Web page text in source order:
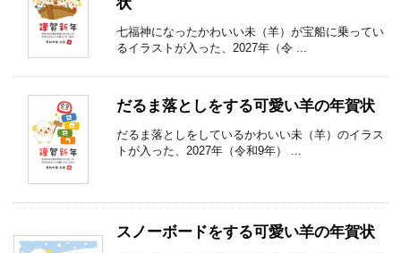
七福神になったかわいい未（羊）が宝船に乗ってい
るイラストが入った、2027年（令 ...
だるま落としをする可愛い羊の年賀状
だるま落としをしているかわいい未（羊）のイラス
トが入った、2027年（令和9年） ...
スノーボードをする可愛い羊の年賀状